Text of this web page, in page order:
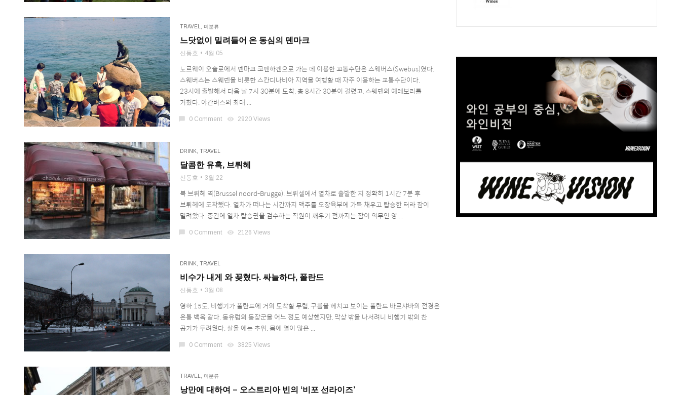
TRAVEL 미분류
느닷없이 밀려들어 온 동심의 덴마크
신동호 4월 05
노르웨이 오슬로에서 덴마크 코펜하겐으로 가는 데 이용한 교통수단은 스웨버스(Swebus)였다.
스웨버스는 스웨덴을 비롯한 스칸디나비아 지역을 여행할 때 자주 이용하는 교통수단이다.
23시에 출발해서 다음 날 7시 30분에 도착. 총 8시간 30분이 걸렸고, 스웨덴의 예테보리를
거쳤다. 야간버스의 최대 ...
chat_bubble 0 Comment visibility 2920 Views
DRINK TRAVEL
달콤한 유혹, 브뤼헤
신동호 3월 22
북 브뤼헤 역(Brussel noord-Brugge). 브뤼셀에서 열차로 출발한 지 정확히 1시간 7분 후
브뤼헤에 도착했다. 열차가 떠나는 시간까지 맥주를 오장육부에 가득 채우고 탑승한 터라 잠이
밀려왔다. 중간에 열차 탑승권을 검수하는 직원이 깨우기 전까지는 잠이 의무인 양 ...
chat_bubble 0 Comment visibility 2126 Views
DRINK TRAVEL
비수가 내게 와 꽂혔다. 싸늘하다, 폴란드
신동호 3월 08
영하 15도. 비행기가 폴란드에 거의 도착할 무렵, 구름을 헤치고 보이는 폴란드 바르샤바의 전경은
온통 백옥 같다. 동유럽의 동장군을 어느 정도 예상했지만, 막상 밖을 나서려니 비행기 밖의 찬
공기가 두려웠다. 살을 에는 추위. 몸에 열이 많은 ...
chat_bubble 0 Comment visibility 3825 Views
TRAVEL 미분류
낭만에 대하여 – 오스트리아 빈의 ‘비포 선라이즈’